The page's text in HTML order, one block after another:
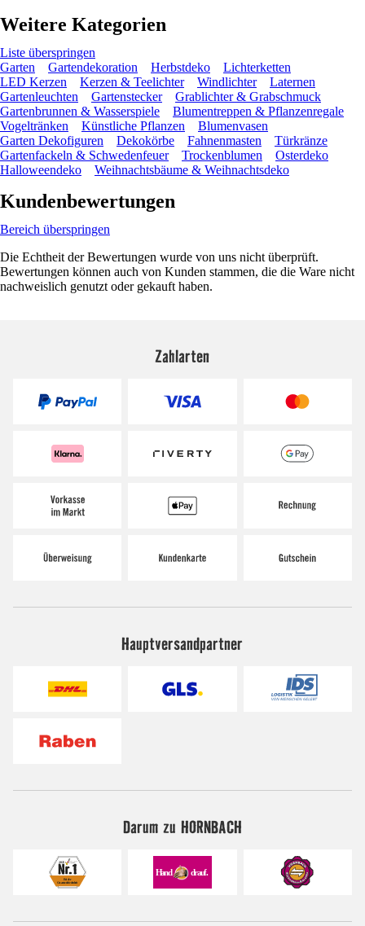
Weitere Kategorien
Liste überspringen
Garten
Gartendekoration Herbstdeko
Lichterketten
LED Kerzen
Kerzen & Teelichter Windlichter
Laternen
Gartenleuchten
Gartenstecker
Grablichter & Grabschmuck
Gartenbrunnen & Wasserspiele
Blumentreppen & Pflanzenregale
Vogeltränken
Künstliche Pflanzen
Blumenvasen
Garten Dekofiguren
Dekokörbe Fahnenmasten
Türkränze
Gartenfackeln & Schwedenfeuer
Trockenblumen
Osterdeko
Halloweendeko
Weihnachtsbäume & Weihnachtsdeko
Kundenbewertungen
Bereich überspringen
Die Echtheit der Bewertungen wurde von uns nicht überprüft.
Bewertungen können auch von Kunden stammen, die die Ware nicht
nachweislich genutzt oder gekauft haben.
Zahlarten
Hauptversandpartner
Darum zu HORNBACH